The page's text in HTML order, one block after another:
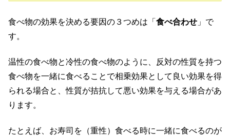
食べ物の効果を決める要因の３つめは「 食べ合わせ 」で
す。
温性の食べ物と冷性の食べ物のように、反対の性質を持つ
食べ物を一緒に食べることで相乗効果として良い効果を得
られる場合と、性質が拮抗して悪い効果を与える場合があ
ります。
たとえば、お寿司を（重性）食べる時に一緒に食べるのが